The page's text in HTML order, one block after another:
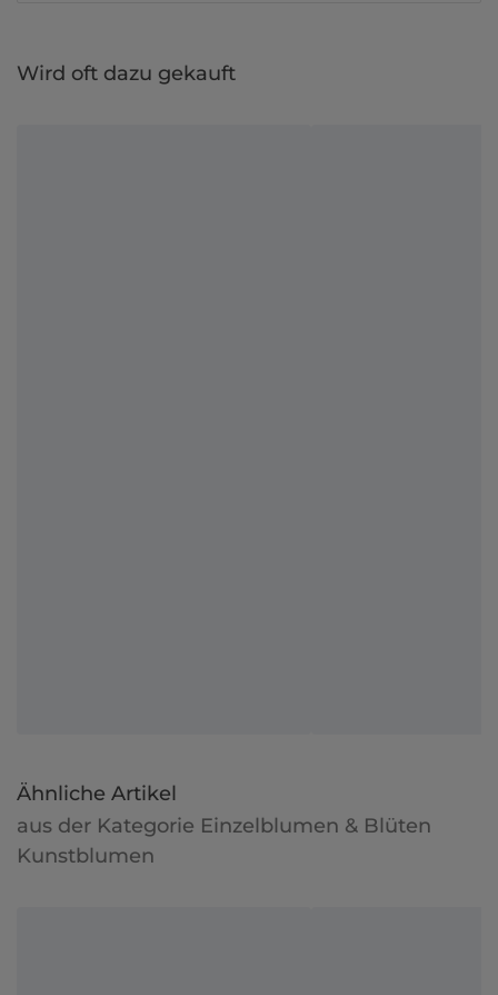
Wird oft dazu gekauft
Ähnliche Artikel
aus der Kategorie Einzelblumen & Blüten
Kunstblumen